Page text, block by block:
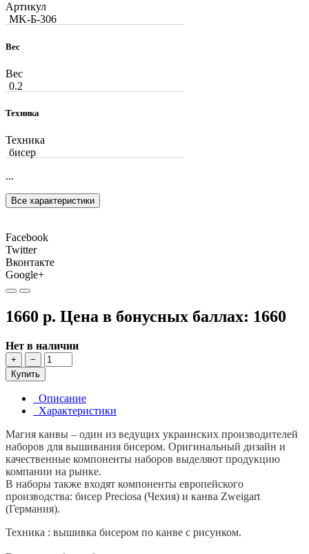
Артикул
MK-Б-306
Вес
Вес
0.2
Техника
Техника
бисер
...
Все характеристики
Facebook
Twitter
Вконтакте
Google+
1660 р. Цена в бонусных баллах: 1660
Нет в наличии
+
−
Купить
Описание
Характеристики
Магия канвы – один из ведущих украинских производителей
наборов для вышивания бисером. Оригинальный дизайн и
качественные компоненты наборов выделяют продукцию
компании на рынке.
В наборы также входят компоненты европейского
производства: бисер Preciosa (Чехия) и канва Zweigart
(Германия).
Техника : вышивка бисером по канве с рисунком.